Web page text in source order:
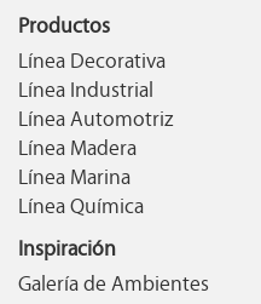
Productos
Línea Decorativa
Línea Industrial
Línea Automotriz
Línea Madera
Línea Marina
Línea Química
Inspiración
Galería de Ambientes